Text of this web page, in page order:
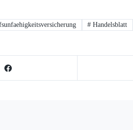
# Handelsblatt